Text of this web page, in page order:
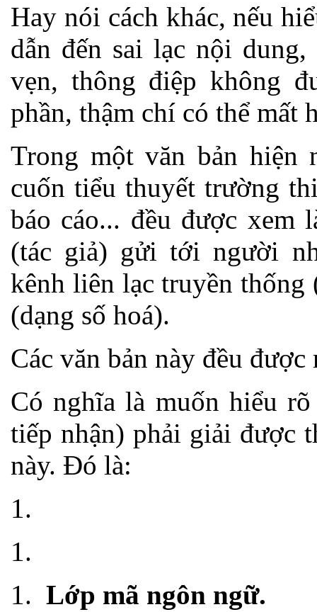
Hay nói cách khác, nếu
dẫn đến sai lạc nội
vẹn, thông điệp không
phần, thậm chí có thể mất
Trong một văn bản hiện
cuốn tiểu thuyết trường
báo cáo... đều được xem
(tác giả) gửi tới người
kênh liên lạc truyền thống
(dạng số hoá).
Các văn bản này đều
Có nghĩa là muốn hiểu
tiếp nhận) phải giải được
này. Đó là:
Lớp mã ngôn ngữ.